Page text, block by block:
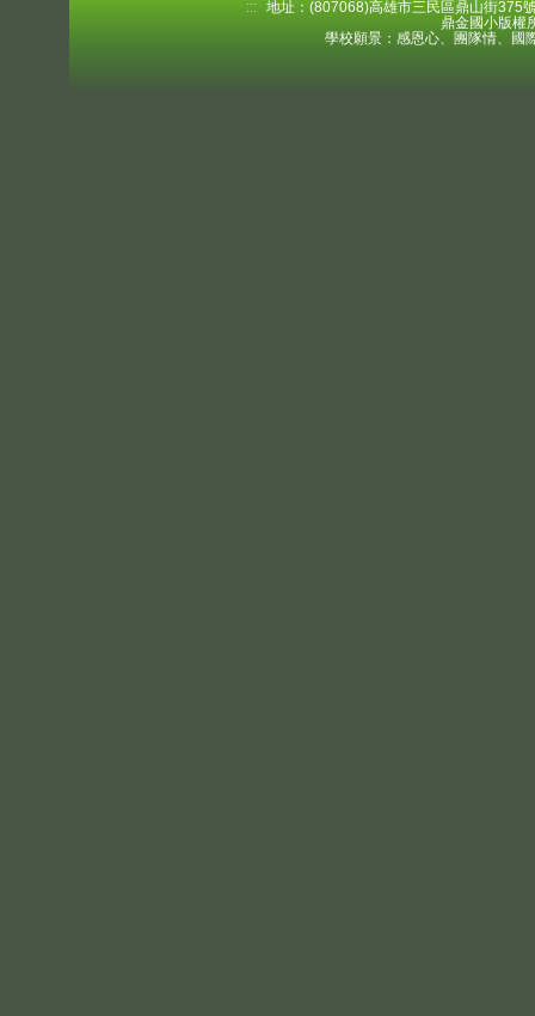
::: 地址：(807068)高雄市三民區鼎山街
鼎金國小版權
學校願景：感恩心、團隊情、國